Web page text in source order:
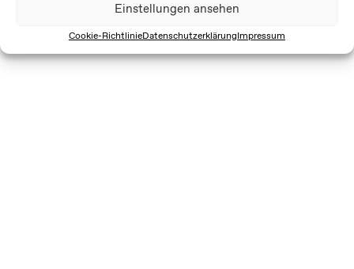
Einstellungen ansehen
Cookie-RichtlinieDatenschutzerklärungImpressum